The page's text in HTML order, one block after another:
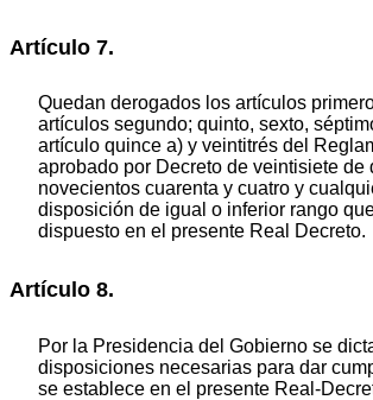
Artículo 7.
Quedan derogados los artículos
artículos segundo; quinto, sexto,
artículo quince a) y veintitrés del
aprobado por Decreto de veintisiete de
novecientos cuarenta y cuatro y
disposición de igual o inferior rango
dispuesto en el presente Real Decreto.
Artículo 8.
Por la Presidencia del Gobierno se
disposiciones necesarias para dar
se establece en el presente Real-